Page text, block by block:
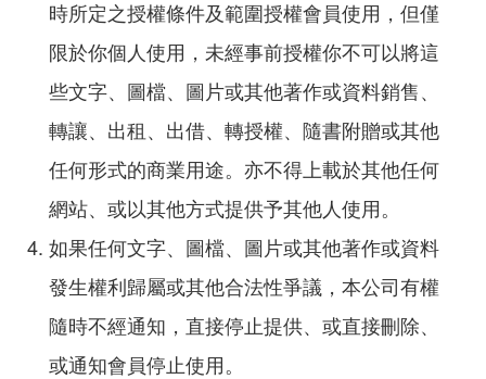
時所定之授權條件及範圍授權會員使用，但僅
限於你個人使用，未經事前授權你不可以將這
些文字、圖檔、圖片或其他著作或資料銷售、
轉讓、出租、出借、轉授權、隨書附贈或其他
任何形式的商業用途。亦不得上載於其他任何
網站、或以其他方式提供予其他人使用。
如果任何文字、圖檔、圖片或其他著作或資料
發生權利歸屬或其他合法性爭議，本公司有權
隨時不經通知，直接停止提供、或直接刪除、
或通知會員停止使用。